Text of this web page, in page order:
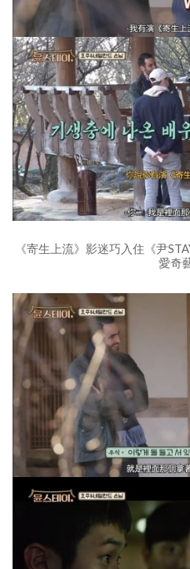
《寄生上流》影迷巧入住《尹
愛奇